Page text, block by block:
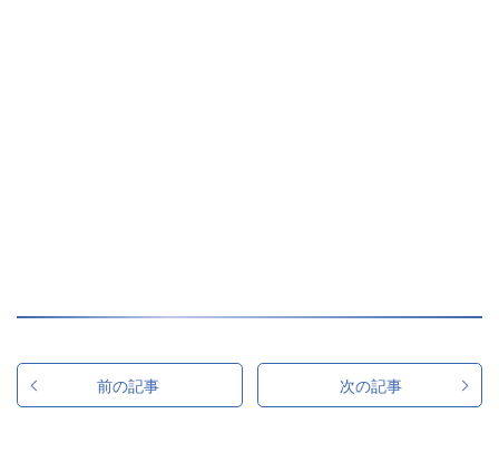
前の記事 次の記事